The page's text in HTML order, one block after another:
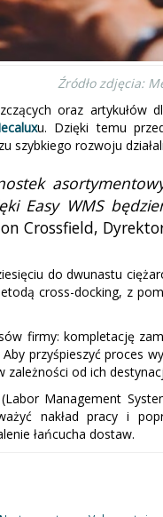
Źródło zdjęcia:
oraz
u. Dzięki temu
szybkiego rozwoju
Easy WMS
Crossfield,
do dwunastu
cross-docking, z
firmy: kompletację
przyśpieszyć proces
zależności od ich
Management
nakład pracy i
łańcucha dostaw.